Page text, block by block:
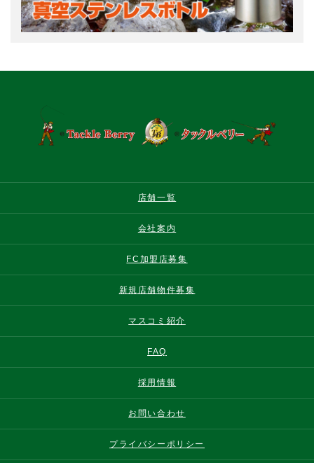
店舗一覧
会社案内
FC加盟店募集
新規店舗物件募集
マスコミ紹介
FAQ
採用情報
お問い合わせ
プライバシーポリシー